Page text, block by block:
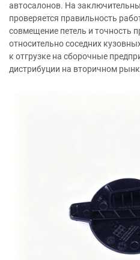
автосалонов. На
проверяется правильность
совмещение петель и точность
относительно соседних
к отгрузке на сборочные
дистрибуции на вторичном